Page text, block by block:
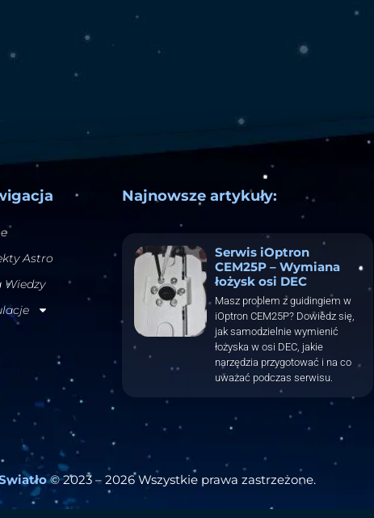
Astro
Wiedzy
Najnowsze artykuły:
Serwis iOptron
CEM25P – Wymiana
łożysk osi DEC
Masz problem z guidingiem w
iOptron CEM25P? Dowiedz się,
jak samodzielnie wymienić
łożyska w osi DEC, jakie
narzędzia przygotować i na co
uważać podczas serwisu.
© 2023 – 2026 Wszystkie prawa zastrzeżone.